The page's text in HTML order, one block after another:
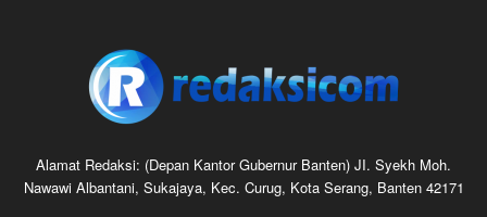
Alamat Redaksi: (Depan Kantor Gubernur Banten) JI. Syekh Moh.
Nawawi Albantani, Sukajaya, Kec. Curug, Kota Serang, Banten 42171